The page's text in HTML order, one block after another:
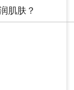
肌肤？